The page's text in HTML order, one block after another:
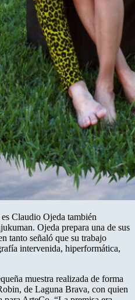
Claudio Ojeda también
Ojeda prepara una de sus
tanto señaló que su trabajo
intervenida, hiperformática,
muestra realizada de forma
de Laguna Brava, con quien